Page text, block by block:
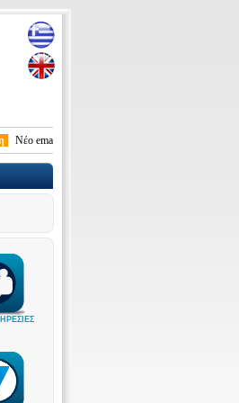
επικοινωνίας με στρατολογικό τμήμα